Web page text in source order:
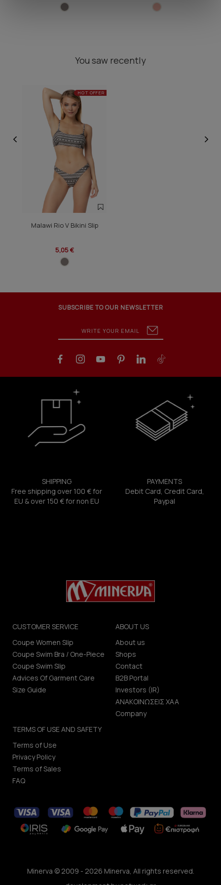
You saw recently
HOT OFFER
Malawi Rio V Bikini Slip
5,05 €
SUBSCRIBE TO OUR NEWSLETTER
SHIPPING
Free shipping over 100 € for
EU & over 150 € for non EU
PAYMENTS
Debit Card, Credit Card,
Paypal
CUSTOMER SERVICE
Coupe Women Slip
Coupe Swim Bra / One-Piece
Coupe Swim Slip
Advices Of Garment Care
Size Guide
ABOUT US
About us
Shops
Contact
B2B Portal
Investors (IR)
ΑΝΑΚΟΙΝΩΣΕΙΣ ΧΑΑ
Company
TERMS OF USE AND SAFETY
Terms of Use
Privacy Policy
Terms of Sales
FAQ
Minerva © 2009 - 2026 Minerva, All rights reserved.